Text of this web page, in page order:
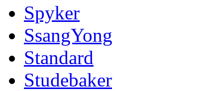
Spyker
SsangYong
Standard
Studebaker